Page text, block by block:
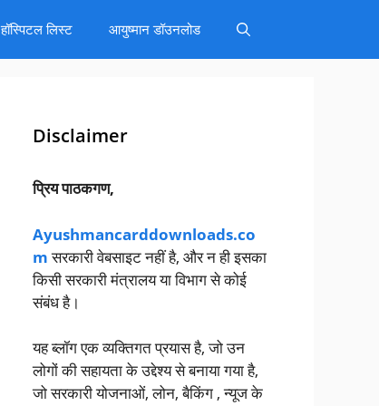
हॉस्पिटल लिस्ट आयुष्मान डॉउनलोड
Disclaimer
प्रिय पाठकगण,
Ayushmancarddownloads.co
mसरकारी वेबसाइट नहीं है, और न ही इसका
किसी सरकारी मंत्रालय या विभाग से कोई
संबंध है।
यह ब्लॉग एक व्यक्तिगत प्रयास है, जो उन
लोगों की सहायता के उद्देश्य से बनाया गया है,
जो सरकारी योजनाओं, लोन, बैकिंग , न्यूज के